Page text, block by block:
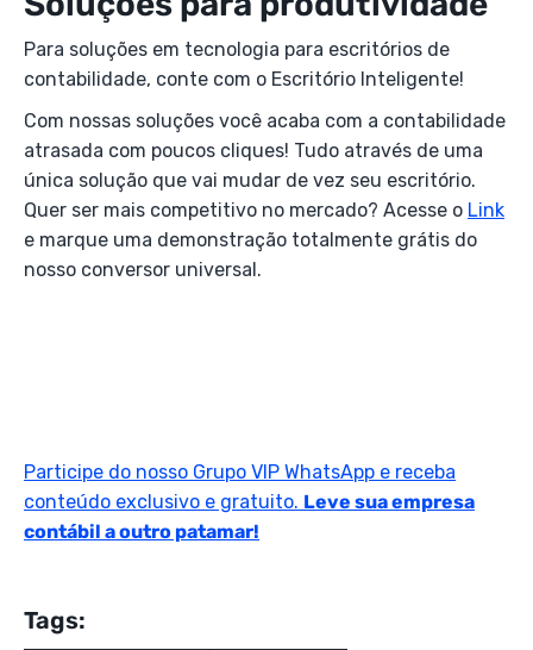
Para soluções em tecnologia para escritórios de
contabilidade, conte com o Escritório Inteligente!
Com nossas soluções você acaba com a contabilidade
atrasada com poucos cliques! Tudo através de uma
única solução que vai mudar de vez seu escritório.
Quer ser mais competitivo no mercado? Acesse o Link
e marque uma demonstração totalmente grátis do
nosso conversor universal.
Participe do nosso Grupo VIP WhatsApp e receba
conteúdo exclusivo e gratuito. Leve sua empresa
contábil a outro patamar!
Tags: